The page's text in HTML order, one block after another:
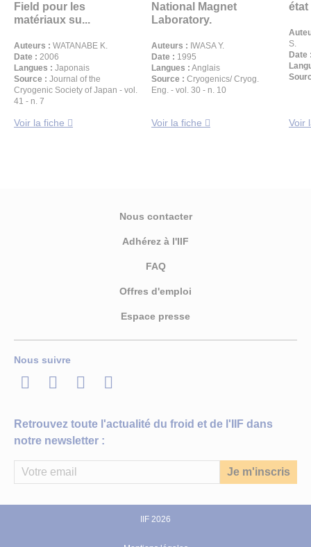
Field pour les
matériaux su...
Auteurs : WATANABE K.
Date : 2006
Langues : Japonais
Source : Journal of the
Cryogenic Society of Japan - vol.
41 - n. 7
Voir la fiche
National Magnet
Laboratory.
Auteurs : IWASA Y.
Date : 1995
Langues : Anglais
Source : Cryogenics/ Cryog.
Eng. - vol. 30 - n. 10
Voir la fiche
état
S.
Date
Voir
Nous contacter
Adhérez à l'IIF
FAQ
Offres d'emploi
Espace presse
Nous suivre
LinkedInTwitterFacebook
Youtube
Retrouvez toute l'actualité du froid et de l'IIF dans
notre newsletter :
IIF 2026